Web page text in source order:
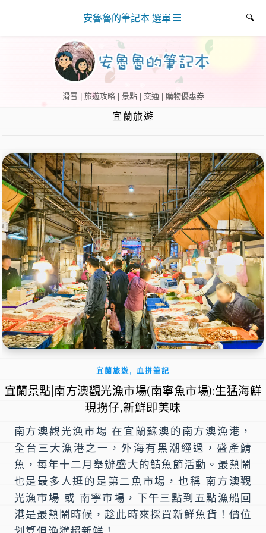
滑雪 | 旅遊攻略 | 景點 | 交通 | 購物優惠券
安魯魯的筆記本 選單
宜蘭旅遊
宜蘭旅遊, 血拼筆記
宜蘭景點|南方澳觀光漁市場(南寧魚市場):生猛海鮮
現撈仔,新鮮即美味
南方澳觀光漁市場 在宜蘭蘇澳的南方澳漁港，
全台三大漁港之一，外海有黑潮經過，盛產鯖
魚，每年十二月舉辦盛大的鯖魚節活動。最熱鬧
也是最多人逛的是第二魚市場，也稱 南方澳觀
光漁市場 或 南寧市場，下午三點到五點漁船回
港是最熱鬧時候，趁此時來採買新鮮魚貨！價位